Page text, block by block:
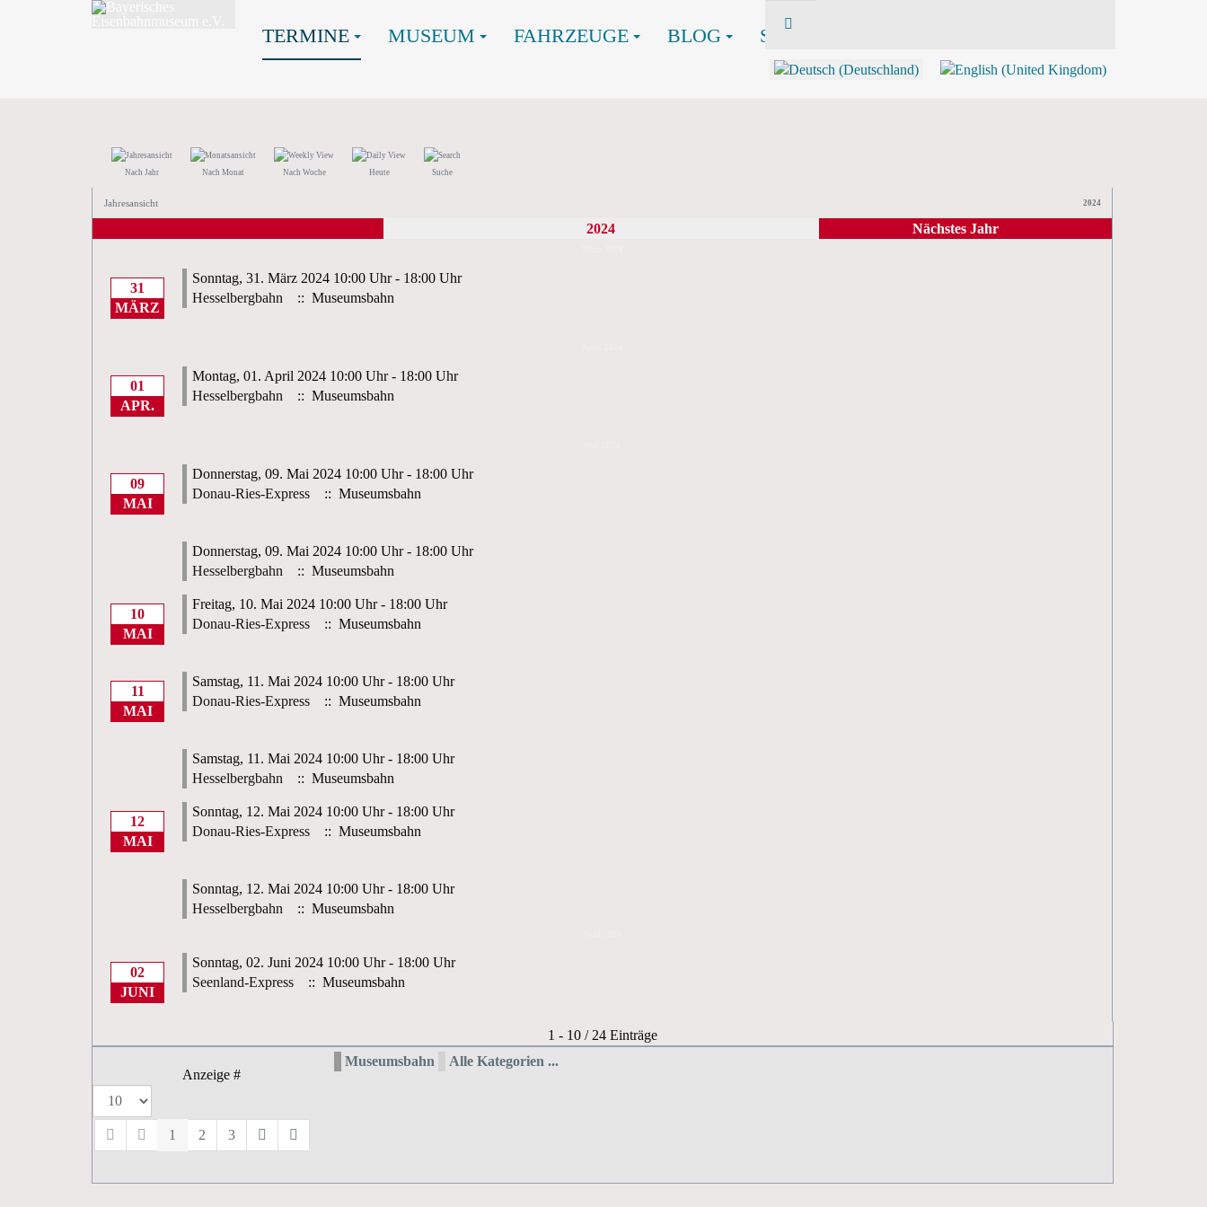
TERMINE MUSEUM FAHRZEUGE BLOG SHOP
Nach Jahr Nach Monat Nach Woche Heute Suche
Jahresansicht 2024
2024 Nächstes Jahr
31
MÄRZ
Sonntag, 31. März 2024 10:00 Uhr - 18:00 Uhr
Hesselbergbahn
:: Museumsbahn
01
APR.
Montag, 01. April 2024 10:00 Uhr - 18:00 Uhr
Hesselbergbahn
:: Museumsbahn
09
MAI
Donnerstag, 09. Mai 2024 10:00 Uhr - 18:00 Uhr
Donau-Ries-Express
:: Museumsbahn
Donnerstag, 09. Mai 2024 10:00 Uhr - 18:00 Uhr
Hesselbergbahn
:: Museumsbahn
10
MAI
Freitag, 10. Mai 2024 10:00 Uhr - 18:00 Uhr
Donau-Ries-Express
:: Museumsbahn
11
MAI
Samstag, 11. Mai 2024 10:00 Uhr - 18:00 Uhr
Donau-Ries-Express
:: Museumsbahn
Samstag, 11. Mai 2024 10:00 Uhr - 18:00 Uhr
Hesselbergbahn
:: Museumsbahn
12
MAI
Sonntag, 12. Mai 2024 10:00 Uhr - 18:00 Uhr
Donau-Ries-Express
:: Museumsbahn
Sonntag, 12. Mai 2024 10:00 Uhr - 18:00 Uhr
Hesselbergbahn
:: Museumsbahn
02
JUNI
Sonntag, 02. Juni 2024 10:00 Uhr - 18:00 Uhr
Seenland-Express
:: Museumsbahn
Limite der Paginierungsliste
1 - 10 / 24 Einträge
Anzeige #
1 2 3
Museumsbahn Alle Kategorien ...